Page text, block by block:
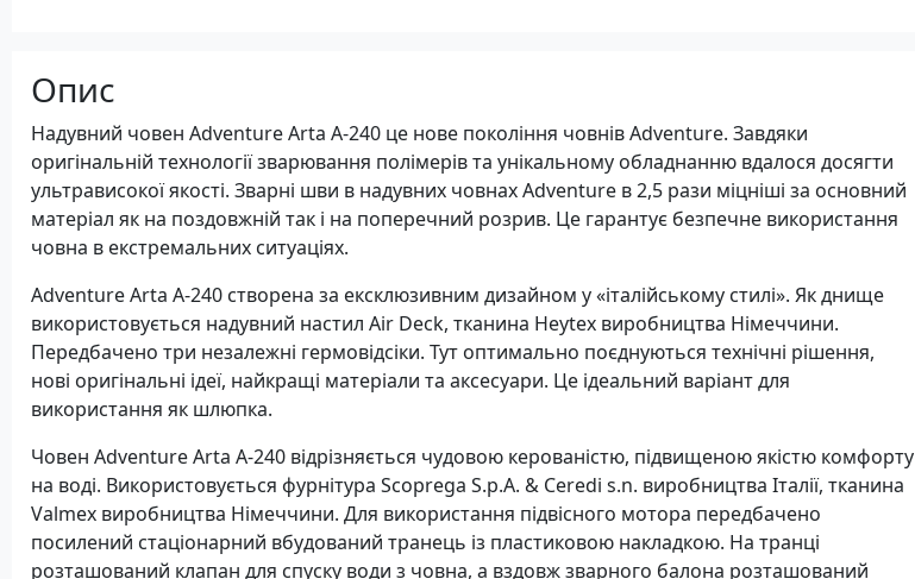
Опис
Надувний човен Adventure Arta A-240 це нове покоління човнів Adventure. Завдяки
оригінальній технології зварювання полімерів та унікальному обладнанню вдалося досягти
ультрависокої якості. Зварні шви в надувних човнах Adventure в 2,5 рази міцніші за основний
матеріал як на поздовжній так і на поперечний розрив. Це гарантує безпечне використання
човна в екстремальних ситуаціях.
Adventure Arta A-240 створена за ексклюзивним дизайном у «італійському стилі». Як днище
використовується надувний настил Air Deck, тканина Heytex виробництва Німеччини.
Передбачено три незалежні гермовідсіки. Тут оптимально поєднуються технічні рішення,
нові оригінальні ідеї, найкращі матеріали та аксесуари. Це ідеальний варіант для
використання як шлюпка.
Човен Adventure Arta A-240 відрізняється чудовою керованістю, підвищеною якістю комфорту
на воді. Використовується фурнітура Scoprega S.p.A. & Ceredi s.n. виробництва Італії, тканина
Valmex виробництва Німеччини. Для використання підвісного мотора передбачено
посилений стаціонарний вбудований транець із пластиковою накладкою. На транці
розташований клапан для спуску води з човна, а вздовж зварного балона розташований